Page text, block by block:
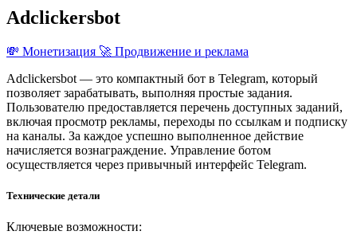
Adclickersbot
💸 Монетизация 🚀 Продвижение и реклама
Adclickersbot — это компактный бот в Telegram, который
позволяет зарабатывать, выполняя простые задания.
Пользователю предоставляется перечень доступных заданий,
включая просмотр рекламы, переходы по ссылкам и подписку
на каналы. За каждое успешно выполненное действие
начисляется вознаграждение. Управление ботом
осуществляется через привычный интерфейс Telegram.
Технические детали
Ключевые возможности: